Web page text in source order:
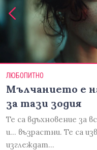
ЛЮБОПИТНО
Мълчанието е
за тази зодия
Те са вдъхновение за
и... възрастни. Те са
изглеждат…